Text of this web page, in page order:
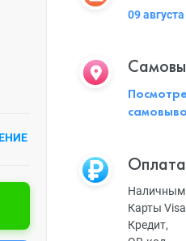
09
Оплата
Карты
Кредит,